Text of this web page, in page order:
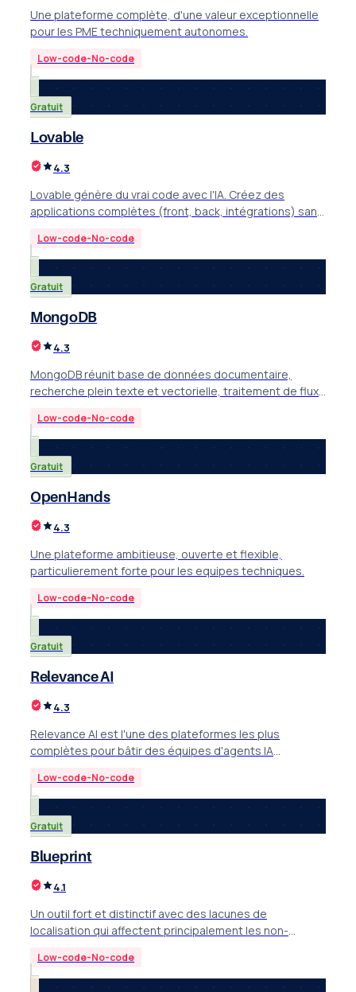
Une plateforme complète, d'une valeur exceptionnelle
pour les PME techniquement autonomes.
Low-code-No-code
Gratuit
Lovable
4.3
Lovable génère du vrai code avec l'IA. Créez des
applications complètes (front, back, intégrations) sans
Low-code-No-code
Gratuit
MongoDB
4.3
MongoDB réunit base de données documentaire,
recherche plein texte et vectorielle, traitement de flux
Low-code-No-code
Gratuit
OpenHands
4.3
Une plateforme ambitieuse, ouverte et flexible,
particulierement forte pour les equipes techniques.
Low-code-No-code
Gratuit
Relevance AI
4.3
Relevance AI est l'une des plateformes les plus
complètes pour bâtir des équipes d'agents IA
Low-code-No-code
Gratuit
Blueprint
4.1
Un outil fort et distinctif avec des lacunes de
localisation qui affectent principalement les non-
Low-code-No-code